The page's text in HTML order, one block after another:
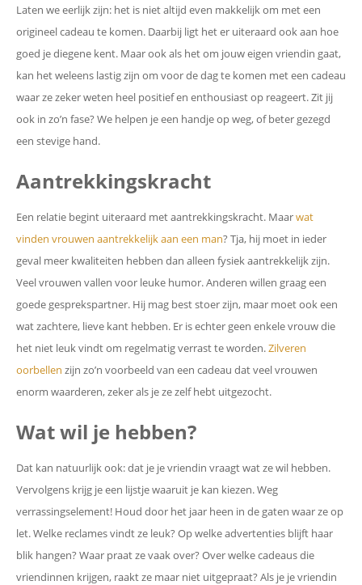
Laten we eerlijk zijn: het is niet altijd even makkelijk om met een
origineel cadeau te komen. Daarbij ligt het er uiteraard ook aan hoe
goed je diegene kent. Maar ook als het om jouw eigen vriendin gaat,
kan het weleens lastig zijn om voor de dag te komen met een cadeau
waar ze zeker weten heel positief en enthousiast op reageert. Zit jij
ook in zo’n fase? We helpen je een handje op weg, of beter gezegd
een stevige hand.
Aantrekkingskracht
Een relatie begint uiteraard met aantrekkingskracht. Maarwat
vinden vrouwen aantrekkelijk aan een man? Tja, hij moet in ieder
geval meer kwaliteiten hebben dan alleen fysiek aantrekkelijk zijn.
Veel vrouwen vallen voor leuke humor. Anderen willen graag een
goede gesprekspartner. Hij mag best stoer zijn, maar moet ook een
wat zachtere, lieve kant hebben. Er is echter geen enkele vrouw die
het niet leuk vindt om regelmatig verrast te worden.Zilveren
oorbellen zijn zo’n voorbeeld van een cadeau dat veel vrouwen
enorm waarderen, zeker als je ze zelf hebt uitgezocht.
Wat wil je hebben?
Dat kan natuurlijk ook: dat je je vriendin vraagt wat ze wil hebben.
Vervolgens krijg je een lijstje waaruit je kan kiezen. Weg
verrassingselement! Houd door het jaar heen in de gaten waar ze op
let. Welke reclames vindt ze leuk? Op welke advertenties blijft haar
blik hangen? Waar praat ze vaak over? Over welke cadeaus die
vriendinnen krijgen, raakt ze maar niet uitgepraat? Als je je vriendin